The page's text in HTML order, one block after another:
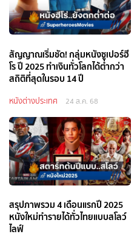
สัญญาณเริ่มชัด! กลุ่มหนังซูเปอร์ฮี
โร ปี 2025 ทำเงินทั่วโลกได้ต่ำกว่า
สถิติที่สุดในรอบ 14 ปี
หนังต่างประเทศ 24 ส.ค. 68
สรุปภาพรวม 4 เดือนแรกปี 2025
หนังใหม่ทำรายได้ทั่วไทยแบบสโลว์
ไลฟ์